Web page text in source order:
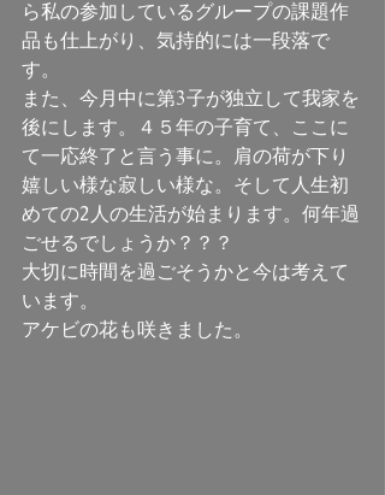
ら私の参加しているグループの課題作
品も仕上がり、気持的には一段落で
す。
また、今月中に第3子が独立して我家を
後にします。４５年の子育て、ここに
て一応終了と言う事に。肩の荷が下り
嬉しい様な寂しい様な。そして人生初
めての2人の生活が始まります。何年過
ごせるでしょうか？？？
大切に時間を過ごそうかと今は考えて
います。
アケビの花も咲きました。